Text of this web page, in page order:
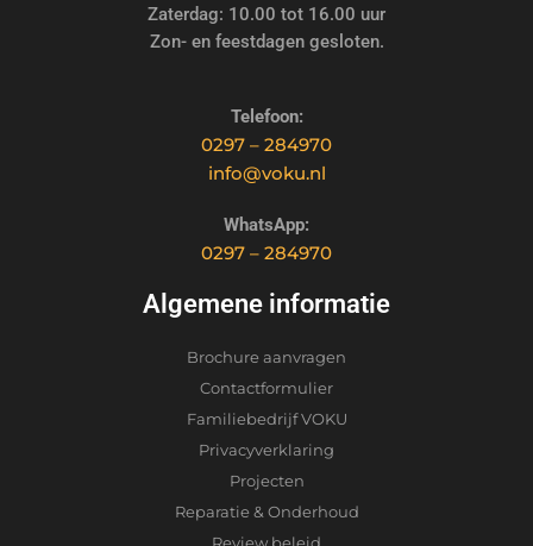
Zaterdag: 10.00 tot 16.00 uur
Zon- en feestdagen gesloten.
Telefoon:
0297 – 284970
info@voku.nl
WhatsApp:
0297 – 284970
Algemene informatie
Brochure aanvragen
Contactformulier
Familiebedrijf VOKU
Privacyverklaring
Projecten
Reparatie & Onderhoud